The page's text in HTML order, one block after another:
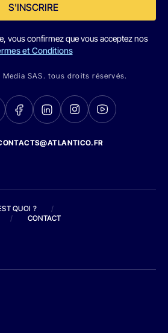
S'INSCRIRE
vous confirmez que vous acceptez nos
et Conditions
SAS. tous droits réservés.
QUOI ?
/
/ CONTACT